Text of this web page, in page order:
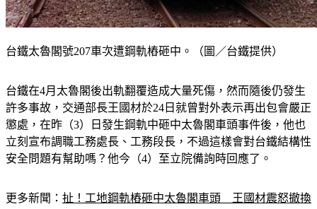
台鐵太魯閣號207車次遭鋼軌樁砸中。（圖／台鐵提供）
台鐵在4月太魯閣後出軌翻覆造成大量死傷，然而隨後仍發生
許多事故，交通部長王國材於24日就曾對外表示再出包會嚴正
懲處，在昨（3）日發生鋼軌中砸中太魯閣車頭事件後，他也
立刻宣布調職工務處長、工務段長，不過這樣會對台鐵結構性
安全問題有幫助嗎？他今（4）至立院備詢時回應了。
更多新聞： 扯！工地鋼軌樁砸中太魯閣車頭　王國材震怒撤換